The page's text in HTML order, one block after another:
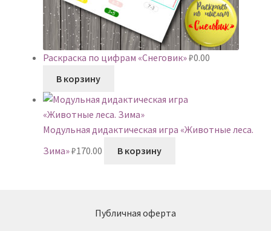
Раскраска по цифрам «Снеговик»₽0.00
В корзину
Модульная дидактическая игра «Животные леса.
Зима»₽170.00 В корзину
Публичная оферта